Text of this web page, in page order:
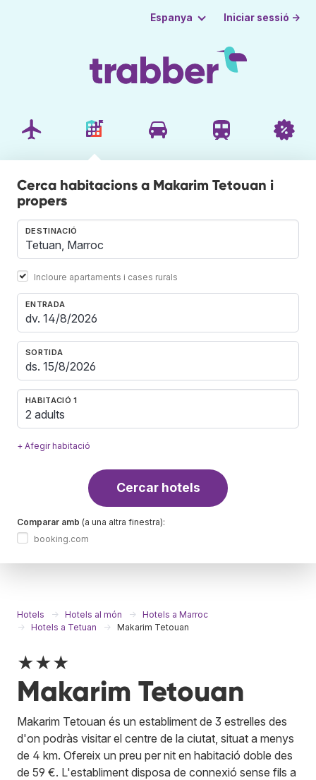
Espanya Iniciar sessió →
Cerca habitacions a Makarim Tetouan i
propers
DESTINACIÓ
Incloure apartaments i cases rurals
ENTRADA
SORTIDA
HABITACIÓ 1
2 adults
+ Afegir habitació
Cercar hotels
Comparar amb (a una altra finestra):
booking.com
Hotels Hotels al món
Hotels a Marroc
Hotels a Tetuan
Makarim Tetouan
★★★
Makarim Tetouan
Makarim Tetouan és un establiment de 3 estrelles des
d'on podràs visitar el centre de la ciutat, situat a menys
de 4 km. Ofereix un preu per nit en habitació doble des
de 59 €. L'establiment disposa de connexió sense fils a